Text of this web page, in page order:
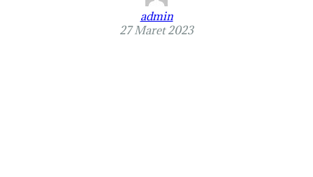
admin
27 Maret 2023